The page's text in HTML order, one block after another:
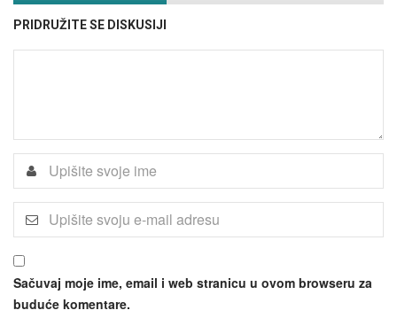
PRIDRUŽITE SE DISKUSIJI
Sačuvaj moje ime, email i web stranicu u ovom browseru za
buduće komentare.